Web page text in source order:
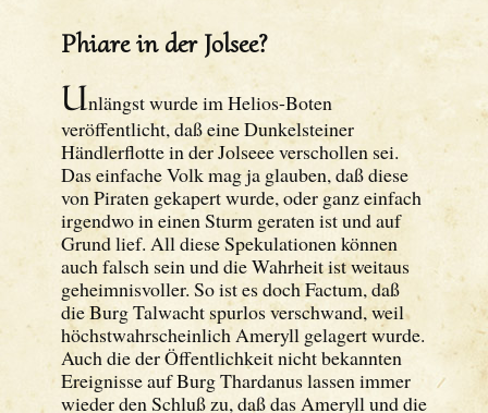
Phiare in der Jolsee?
Unlängst wurde im Helios-Boten
veröffentlicht, daß eine Dunkelsteiner
Händlerflotte in der Jolseee verschollen sei.
Das einfache Volk mag ja glauben, daß diese
von Piraten gekapert wurde, oder ganz einfach
irgendwo in einen Sturm geraten ist und auf
Grund lief. All diese Spekulationen können
auch falsch sein und die Wahrheit ist weitaus
geheimnisvoller. So ist es doch Factum, daß
die Burg Talwacht spurlos verschwand, weil
höchstwahrscheinlich Ameryll gelagert wurde.
Auch die der Öffentlichkeit nicht bekannten
Ereignisse auf Burg Thardanus lassen immer
wieder den Schluß zu, daß das Ameryll und die